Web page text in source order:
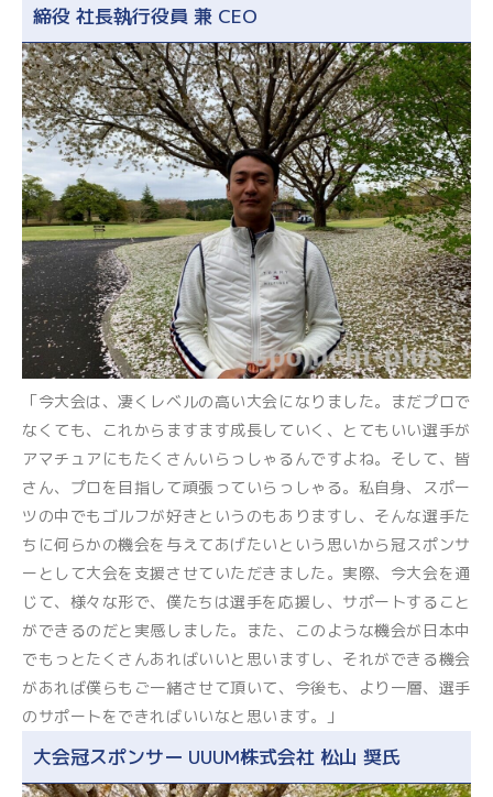
締役 社長執行役員 兼 CEO
「今大会は、凄くレベルの高い大会になりました。まだプロで
なくても、これからますます成長していく、とてもいい選手が
アマチュアにもたくさんいらっしゃるんですよね。そして、皆
さん、プロを目指して頑張っていらっしゃる。私自身、スポー
ツの中でもゴルフが好きというのもありますし、そんな選手た
ちに何らかの機会を与えてあげたいという思いから冠スポンサ
ーとして大会を支援させていただきました。実際、今大会を通
じて、様々な形で、僕たちは選手を応援し、サポートすること
ができるのだと実感しました。また、このような機会が日本中
でもっとたくさんあればいいと思いますし、それができる機会
があれば僕らもご一緒させて頂いて、今後も、より一層、選手
のサポートをできればいいなと思います。」
大会冠スポンサー UUUM株式会社 松山 奨氏